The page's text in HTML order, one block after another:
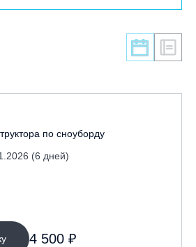
по сноуборду
(6 дней)
4 500 ₽